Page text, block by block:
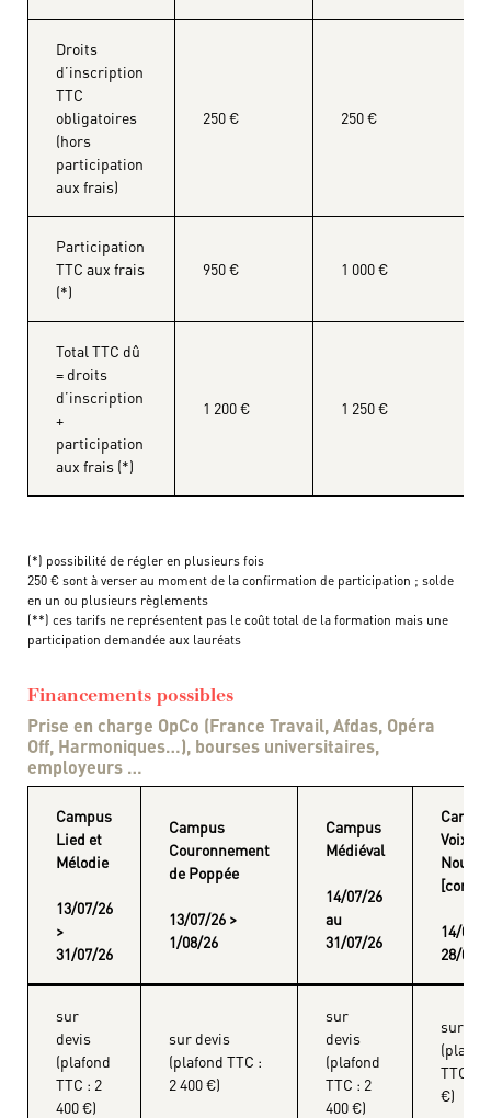
Droits
d’inscription
TTC
obligatoires
(hors
participation
aux frais)
250 € 250 €
Participation
TTC aux frais
(*)
950 € 1 000 €
Total TTC dû
= droits
d’inscription
+
participation
aux frais (*)
1 200 € 1 250 €
(*) possibilité de régler en plusieurs fois
250 € sont à verser au moment de la confirmation de participation ; solde
en un ou plusieurs règlements
(**) ces tarifs ne représentent pas le coût total de la formation mais une
participation demandée aux lauréats
Financements possibles
Prise en charge OpCo (France Travail, Afdas, Opéra
Off, Harmoniques…), bourses universitaires,
employeurs …
Campus
Lied et
Mélodie
13/07/26
>
31/07/26
Campus
Couronnement
de Poppée
13/07/26 >
1/08/26
Campus
Médiéval
14/07/26
au
31/07/26
Voix
14/08/
28/08/
sur
devis
(plafond
TTC : 2
400 €)
sur devis
(plafond TTC :
2 400 €)
sur
devis
(plafond
TTC : 2
400 €)
sur
TTC : 2
€)